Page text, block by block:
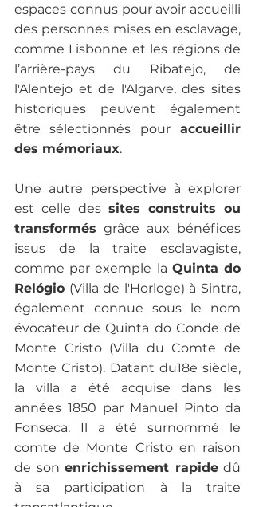
espaces connus pour avoir accueilli
des personnes mises en esclavage,
comme Lisbonne et les régions de
l’arrière-pays du Ribatejo, de
l'Alentejo et de l'Algarve, des sites
historiques peuvent également
être sélectionnés pour accueillir
des mémoriaux.
Une autre perspective à explorer
est celle des sites construits ou
transformés grâce aux bénéfices
issus de la traite esclavagiste,
comme par exemple la Quinta do
Relógio (Villa de l'Horloge) à Sintra,
également connue sous le nom
évocateur de Quinta do Conde de
Monte Cristo (Villa du Comte de
Monte Cristo). Datant du18e siècle,
la villa a été acquise dans les
années 1850 par Manuel Pinto da
Fonseca. Il a été surnommé le
comte de Monte Cristo en raison
de son enrichissement rapide dû
à sa participation à la traite